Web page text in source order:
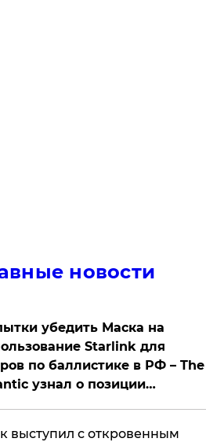
новости
убедить Маска на
Starlink для
по баллистике в РФ – The
узнал о позиции
выступил с откровенным